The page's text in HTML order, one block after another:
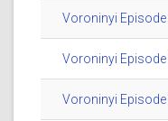
Voroninyi
Voroninyi
Voroninyi